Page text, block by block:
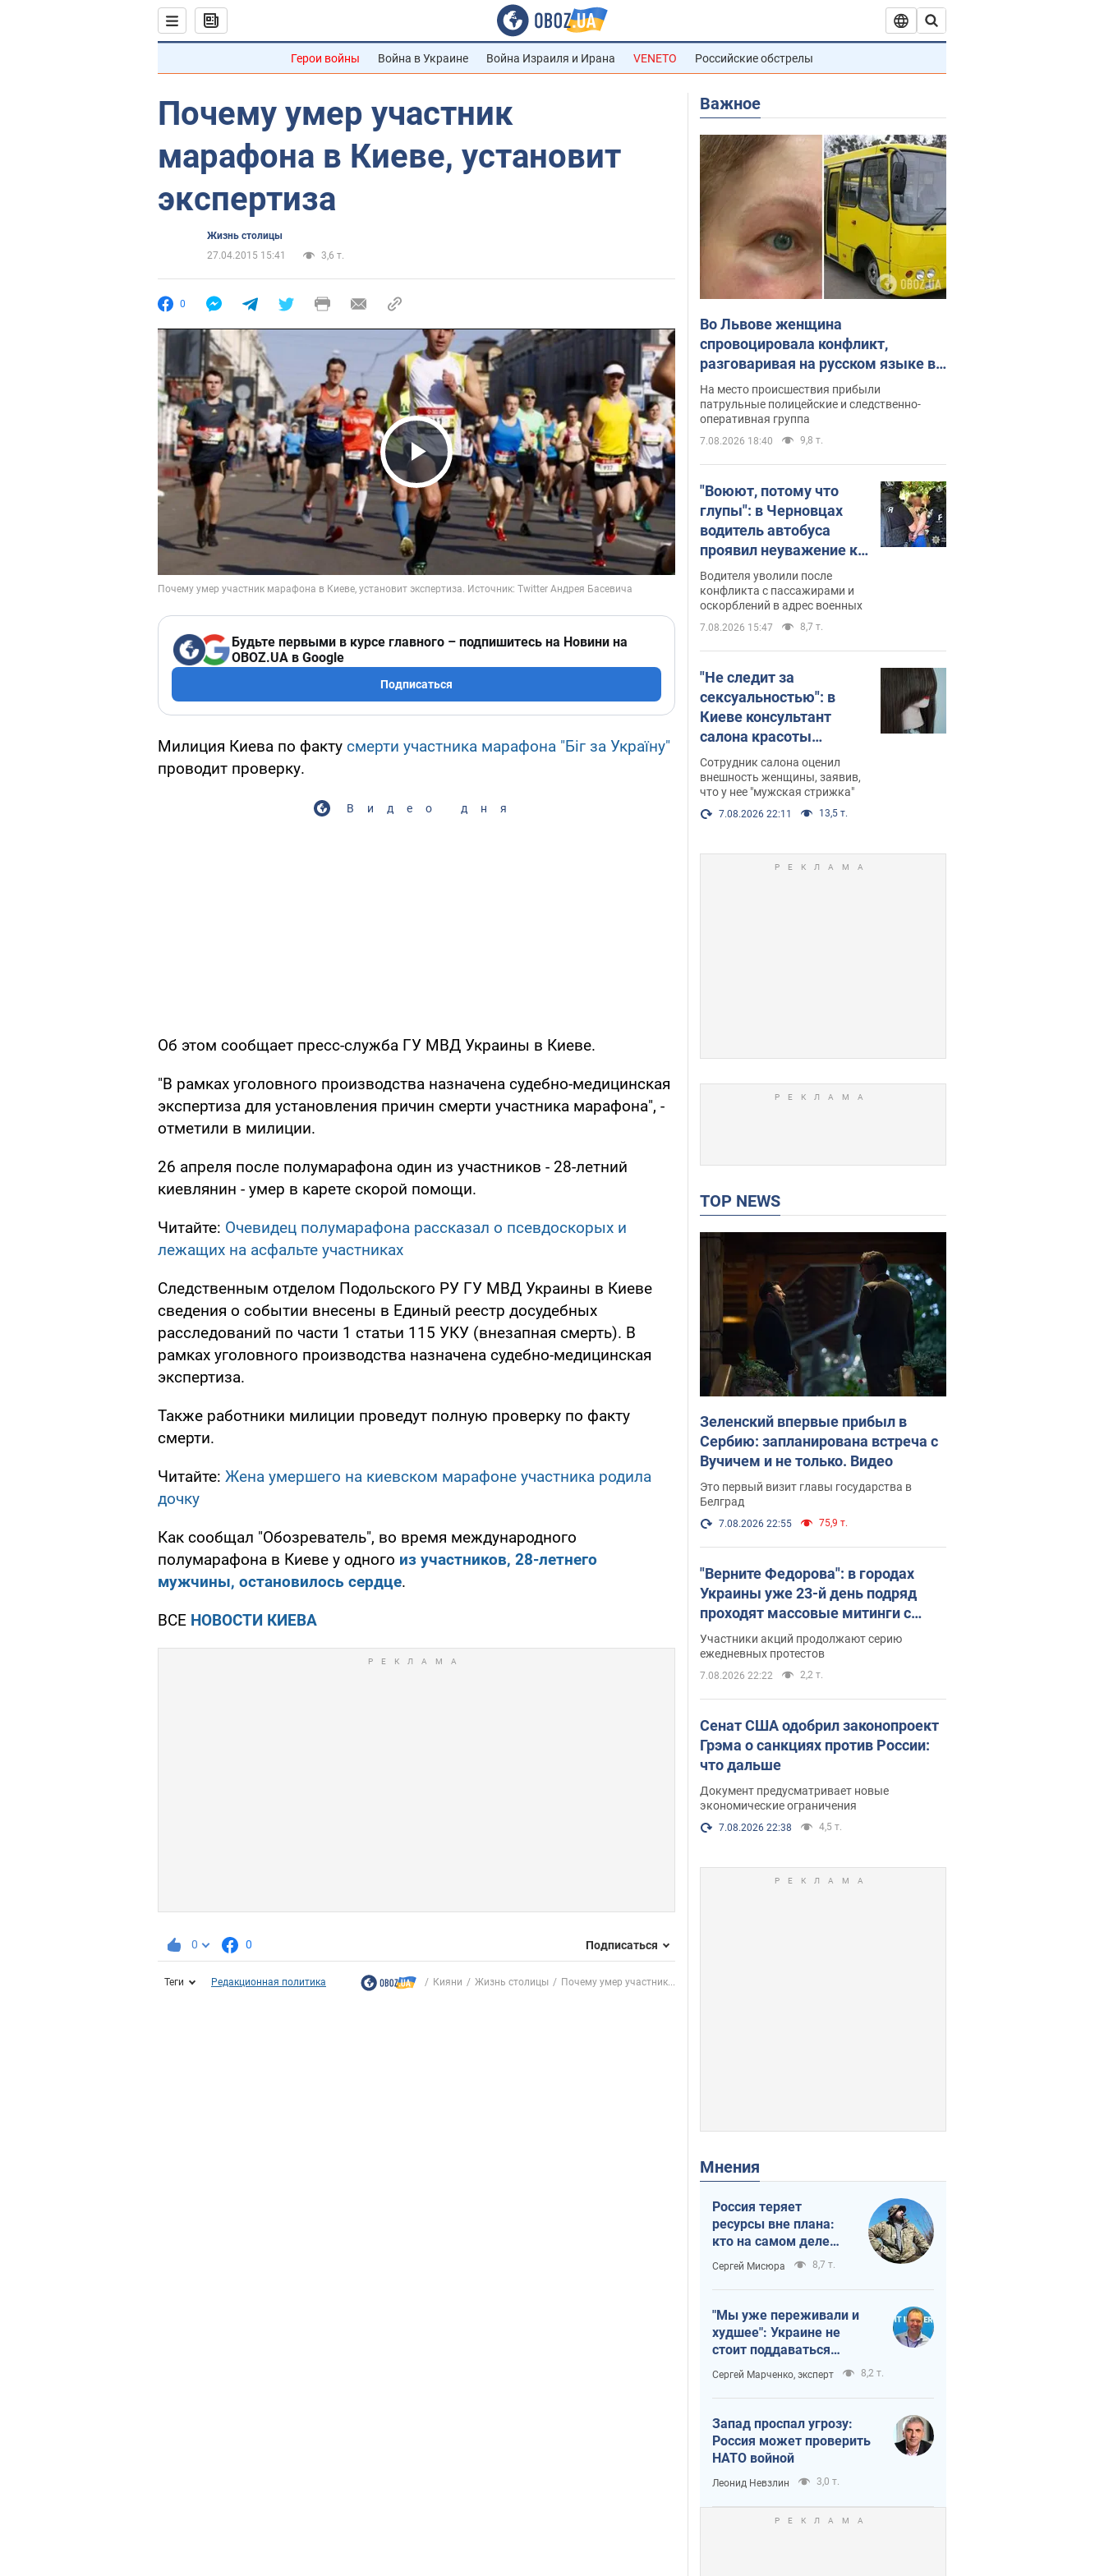
Герои войны Война в Украине Война Израиля и Ирана VENETO Российские обстрелы
Почему умер участник
марафона в Киеве, установит
экспертиза
Жизнь столицы
27.04.2015 15:41
3,6 т.
0
Play Video
Будьте первыми в курсе главного – подпишитесь на Новини на
OBOZ.UA в Google
Подписаться
Милиция Киева по факту смерти участника марафона "Біг за Україну"
проводит проверку.
Видео дня
Об этом сообщает пресс-служба ГУ МВД Украины в Киеве.
"В рамках уголовного производства назначена судебно-медицинская
экспертиза для установления причин смерти участника марафона", -
отметили в милиции.
26 апреля после полумарафона один из участников - 28-летний
киевлянин - умер в карете скорой помощи.
Читайте: Очевидец полумарафона рассказал о псевдоскорых и
лежащих на асфальте участниках
Следственным отделом Подольского РУ ГУ МВД Украины в Киеве
сведения о событии внесены в Единый реестр досудебных
расследований по части 1 статьи 115 УКУ (внезапная смерть). В
рамках уголовного производства назначена судебно-медицинская
экспертиза.
Также работники милиции проведут полную проверку по факту
смерти.
Читайте: Жена умершего на киевском марафоне участника родила
дочку
Как сообщал "Обозреватель", во время международного
полумарафона в Киеве у одного из участников, 28-летнего
мужчины, остановилось сердце.
ВСЕ НОВОСТИ КИЕВА
0 0 Подписаться
Теги Редакционная политика Кияни Жизнь столицы Почему умер участник...
Важное
Во Львове женщина
спровоцировала конфликт,
разговаривая на русском языке в
маршрутке: полиция составила
административный протокол.
Видео
На место происшествия прибыли
патрульные полицейские и следственно-
оперативная группа
7.08.2026 18:40 9,8 т.
"Воюют, потому что
глупы": в Черновцах
водитель автобуса
проявил неуважение к
украинским военным и
поплатился за это.
Видео
Водителя уволили после
конфликта с пассажирами и
оскорблений в адрес военных
7.08.2026 15:47 8,7 т.
"Не следит за
сексуальностью": в
Киеве консультант
салона красоты
оскорбил женщину
после химиотерапии,
разгорелся скандал.
Фото
Сотрудник салона оценил
внешность женщины, заявив,
что у нее "мужская стрижка"
7.08.2026 22:11 13,5 т.
TOP NEWS
Зеленский впервые прибыл в
Сербию: запланирована встреча с
Вучичем и не только. Видео
Это первый визит главы государства в
Белград
7.08.2026 22:55 75,9 т.
"Верните Федорова": в городах
Украины уже 23-й день подряд
проходят массовые митинги с
плакатами. Фото и видео
Участники акций продолжают серию
ежедневных протестов
7.08.2026 22:22 2,2 т.
Сенат США одобрил законопроект
Грэма о санкциях против России:
что дальше
Документ предусматривает новые
экономические ограничения
7.08.2026 22:38 4,5 т.
Мнения
Россия теряет
ресурсы вне плана:
кто на самом деле
диктует темп войны
Сергей Мисюра 8,7 т.
"Мы уже переживали и
худшее": Украине не
стоит поддаваться
отчаянию из-за
ракетного террора
Сергей Марченко, эксперт 8,2 т.
Запад проспал угрозу:
Россия может проверить
НАТО войной
Леонид Невзлин 3,0 т.